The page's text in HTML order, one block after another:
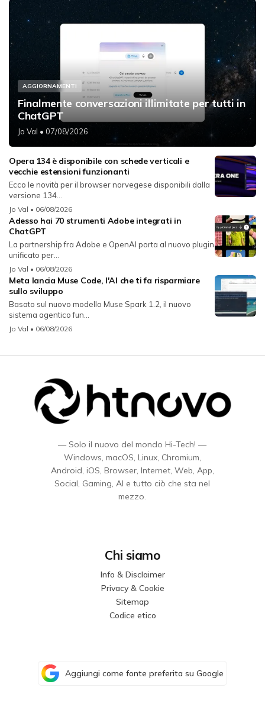
AGGIORNAMENTI
Finalmente conversazioni illimitate per tutti in
ChatGPT
Jo Val • 07/08/2026
Opera 134 è disponibile con schede verticali e
vecchie estensioni funzionanti
Ecco le novità per il browser norvegese disponibili dalla
versione 134...
Jo Val • 06/08/2026
Adesso hai 70 strumenti Adobe integrati in
ChatGPT
La partnership fra Adobe e OpenAI porta al nuovo plugin
unificato per...
Jo Val • 06/08/2026
Meta lancia Muse Code, l'AI che ti fa risparmiare
sullo sviluppo
Basato sul nuovo modello Muse Spark 1.2, il nuovo
sistema agentico fun...
Jo Val • 06/08/2026
— Solo il nuovo del mondo Hi-Tech! —
Windows, macOS, Linux, Chromium,
Android, iOS, Browser, Internet, Web, App,
Social, Gaming, AI e tutto ciò che sta nel
mezzo.
Chi siamo
Info & Disclaimer
Privacy & Cookie
Sitemap
Codice etico
Aggiungi come fonte preferita su Google